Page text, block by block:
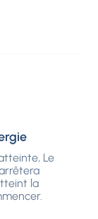
Le
la
Le
la